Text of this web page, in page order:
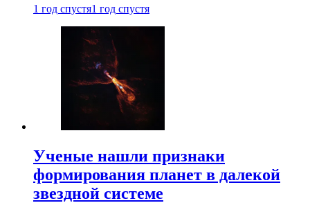
1 год спустя1 год спустя
Ученые нашли признаки
формирования планет в далекой
звездной системе